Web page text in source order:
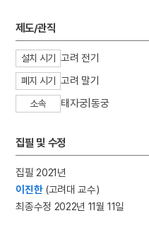
4
사진기
5 세월호 참사
6 여운형
10
겸애설
제도/관직
설치 시기 고려 전기
폐지 시기 고려 말기
소속 태자궁|동궁
집필 및 수정
집필 2021년
이진한 (고려대 교수)
최종수정 2022년 11월 11일